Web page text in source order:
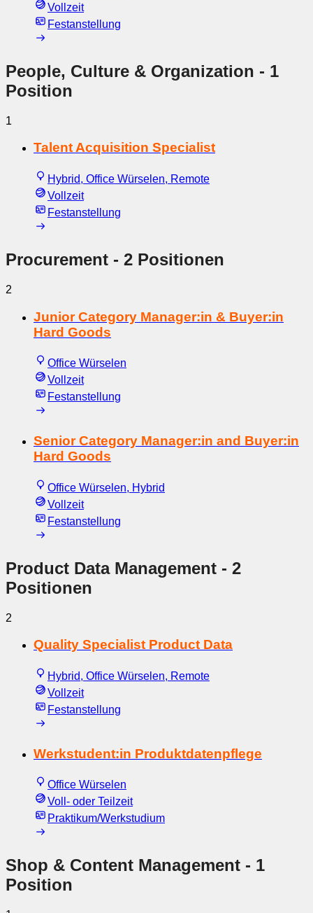
Vollzeit
Festanstellung
People, Culture & Organization - 1
Position
1
Talent Acquisition Specialist
Hybrid, Office Würselen, Remote
Vollzeit
Festanstellung
Procurement - 2 Positionen
2
Junior Category Manager:in & Buyer:in
Hard Goods
Office Würselen
Vollzeit
Festanstellung
Senior Category Manager:in and Buyer:in
Hard Goods
Office Würselen, Hybrid
Vollzeit
Festanstellung
Product Data Management - 2
Positionen
2
Quality Specialist Product Data
Hybrid, Office Würselen, Remote
Vollzeit
Festanstellung
Werkstudent:in Produktdatenpflege
Office Würselen
Voll- oder Teilzeit
Praktikum/Werkstudium
Shop & Content Management - 1
Position